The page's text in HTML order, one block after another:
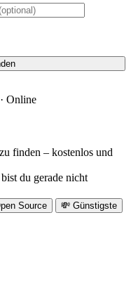
Online
finden – kostenlos und
du gerade nicht
Source 💸 Günstigste